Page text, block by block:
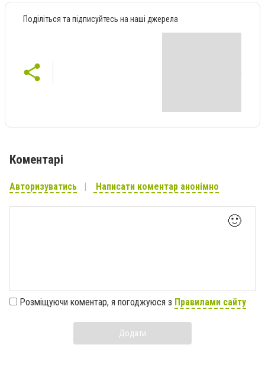
Поділіться та підписуйтесь на наші джерела
Коментарі
Авторизуватись Написати коментар анонімно
🙂
Розміщуючи коментар, я погоджуюся з Правилами сайту
Додати